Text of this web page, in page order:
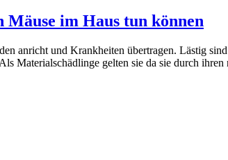
Mäuse im Haus tun können
anricht und Krankheiten übertragen. Lästig
Materialschädlinge gelten sie da sie durch